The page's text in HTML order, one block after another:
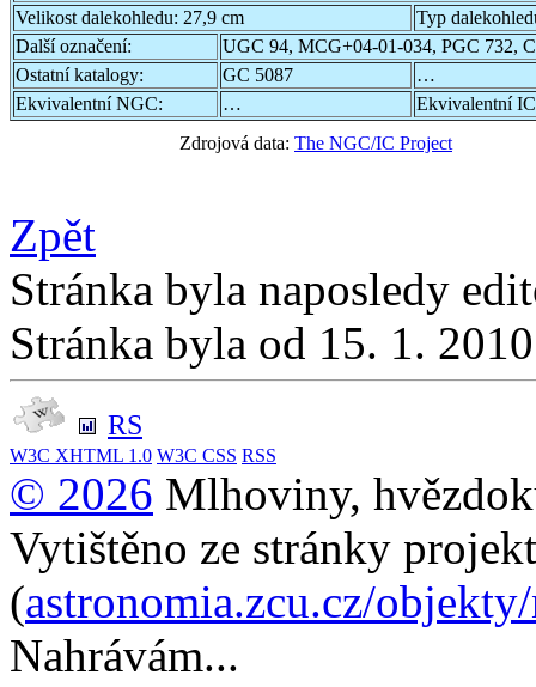
Velikost dalekohledu: 27,9 cm
Typ
Další označení:
UGC 94, MCG+04-01-034, PGC 732,
Ostatní katalogy:
GC 5087
…
Ekvivalentní NGC:
…
Ekvivalentní
Zdrojová data: The NGC/IC Project
Zpět
Stránka byla naposledy
Stránka byla od 15. 1.
RS
W3C XHTML 1.0 W3C CSS RSS
© 2026 Mlhoviny,
Vytištěno ze stránky
(astronomia.zcu.cz/
Nahrávám...